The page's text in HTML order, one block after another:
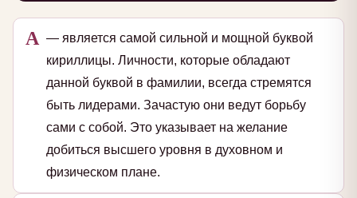
А — является самой сильной и мощной буквой
кириллицы. Личности, которые обладают
данной буквой в фамилии, всегда стремятся
быть лидерами. Зачастую они ведут борьбу
сами с собой. Это указывает на желание
добиться высшего уровня в духовном и
физическом плане.